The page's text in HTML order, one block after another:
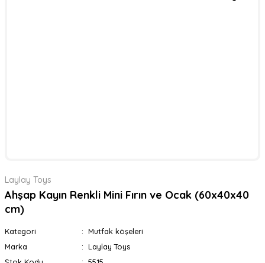
Laylay Toys
Ahşap Kayın Renkli Mini Fırın ve Ocak (60x40x40
cm)
Kategori
Mutfak köşeleri
Marka
Laylay Toys